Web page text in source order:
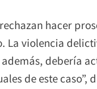
hacer
La violencia
debería
de este caso”,